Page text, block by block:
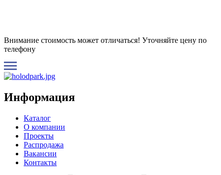
Внимание стоимость может отличаться! Уточняйте цену по
телефону
Информация
Каталог
О компании
Проекты
Распродажа
Вакансии
Контакты